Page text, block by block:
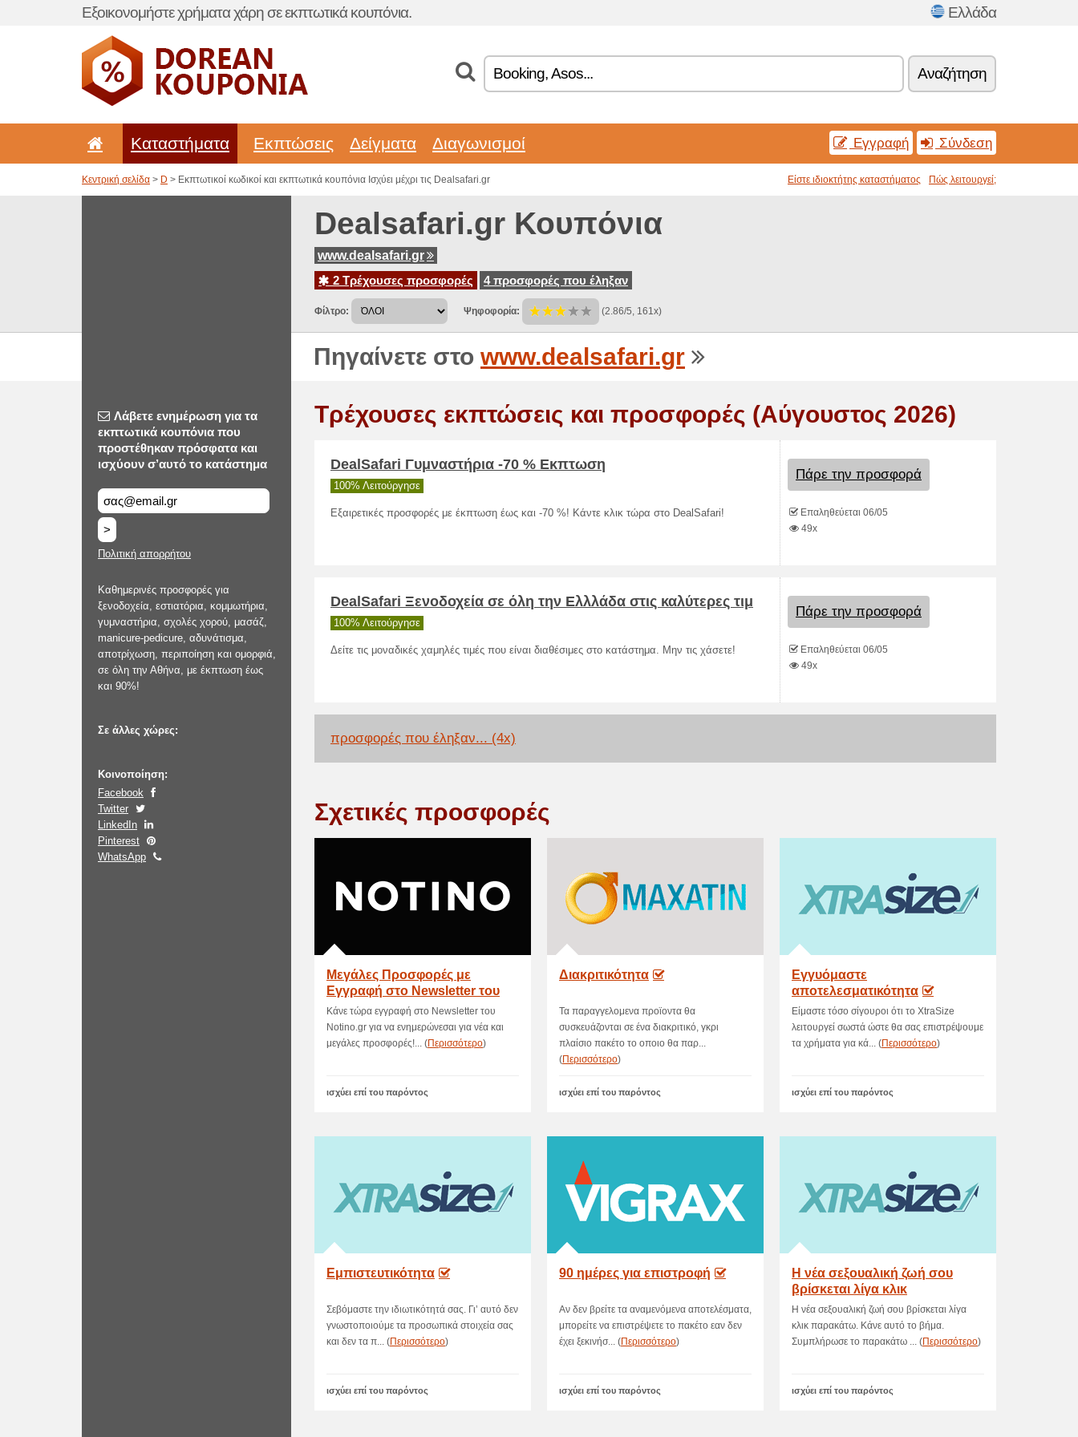
Εξοικονομήστε χρήματα χάρη σε εκπτωτικά κουπόνια. Ελλάδα
Αναζήτηση
Καταστήματα Εκπτώσεις Δείγματα Διαγωνισμοί Εγγραφή Σύνδεση
Κεντρική σελίδα > D > Εκπτωτικοί κωδικοί και εκπτωτικά κουπόνια Ισχύει μέχρι τις Dealsafari.gr Είστε ιδιοκτήτης καταστήματος Πώς λειτουργεί;
Dealsafari.gr Κουπόνια
www.dealsafari.gr
2 Τρέχουσες προσφορές
4 προσφορές που έληξαν
Φίλτρο: Ψηφοφορία: (2.86/5, 161x)
Πηγαίνετε στο www.dealsafari.gr
Λάβετε ενημέρωση για τα
εκπτωτικά κουπόνια που
προστέθηκαν πρόσφατα και
ισχύουν σ’αυτό το κατάστημα
>
Πολιτική απορρήτου
Καθημερινές προσφορές για
ξενοδοχεία, εστιατόρια, κομμωτήρια,
γυμναστήρια, σχολές χορού, μασάζ,
manicure-pedicure, αδυνάτισμα,
αποτρίχωση, περιποίηση και ομορφιά,
σε όλη την Αθήνα, με έκπτωση έως
και 90%!
Σε άλλες χώρες:
Κοινοποίηση:
Facebook
Twitter
LinkedIn
Pinterest
WhatsApp
Τρέχουσες εκπτώσεις και προσφορές (Αύγουστος 2026)
DealSafari Γυμναστήρια -70 % Εκπτωση
100% Λειτούργησε
Εξαιρετικές προσφορές με έκπτωση έως και -70 %! Κάντε κλικ τώρα στο DealSafari!
Πάρε την προσφορά
Επαληθεύεται 06/05
49x
DealSafari Ξενοδοχεία σε όλη την Ελλλάδα στις καλύτερες τιμ
100% Λειτούργησε
Δείτε τις μοναδικές χαμηλές τιμές που είναι διαθέσιμες στο κατάστημα. Μην τις χάσετε!
Πάρε την προσφορά
Επαληθεύεται 06/05
49x
προσφορές που έληξαν... (4x)
Σχετικές προσφορές
Μεγάλες Προσφορές με
Εγγραφή στο Newsletter του
NOTINO!
Κάνε τώρα εγγραφή στο Newsletter του
Notino.gr για να ενημερώνεσαι για νέα και
μεγάλες προσφορές!... (Περισσότερο)
ισχύει επί του παρόντος
Διακριτικότητα
Τα παραγγελομενα προϊοντα θα
συσκευάζονται σε ένα διακριτικό, γκρι
πλαίσιο πακέτο το οποιο θα παρ...
(Περισσότερο)
ισχύει επί του παρόντος
Εγγυόμαστε
αποτελεσματικότητα
Είμαστε τόσο σίγουροι ότι το XtraSize
λειτουργεί σωστά ώστε θα σας επιστρέψουμε
τα χρήματα για κά... (Περισσότερο)
ισχύει επί του παρόντος
Εμπιστευτικότητα
Σεβόμαστε την ιδιωτικότητά σας. Γι’ αυτό δεν
γνωστοποιούμε τα προσωπικά στοιχεία σας
και δεν τα π... (Περισσότερο)
ισχύει επί του παρόντος
90 ημέρες για επιστροφή
Αν δεν βρείτε τα αναμενόμενα αποτελέσματα,
μπορείτε να επιστρέψετε το πακέτο εαν δεν
έχει ξεκινήσ... (Περισσότερο)
ισχύει επί του παρόντος
Η νέα σεξουαλική ζωή σου
βρίσκεται λίγα κλικ
παρακάτω
Η νέα σεξουαλική ζωή σου βρίσκεται λίγα
κλικ παρακάτω. Kάνε αυτό το βήμα.
Συμπλήρωσε το παρακάτω ... (Περισσότερο)
ισχύει επί του παρόντος